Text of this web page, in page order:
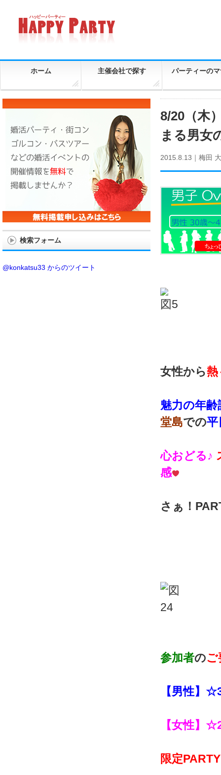
ホーム 主催会社で探す パーティーの
8/20（木
まる男女
2015.8.13｜ 梅田
女性から熱
魅力の年齢
堂島での
心おどる♪
感
さぁ！
参加者のご
【男性】
【女性】
限定PARTY
検索フォーム
@konkatsu33 からのツイート